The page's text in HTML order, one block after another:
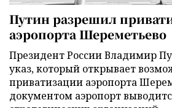
Путин разрешил
аэропорта Шереметьево
Президент России Владимир
указ, который открывает
приватизации аэропорта
документом аэропорт